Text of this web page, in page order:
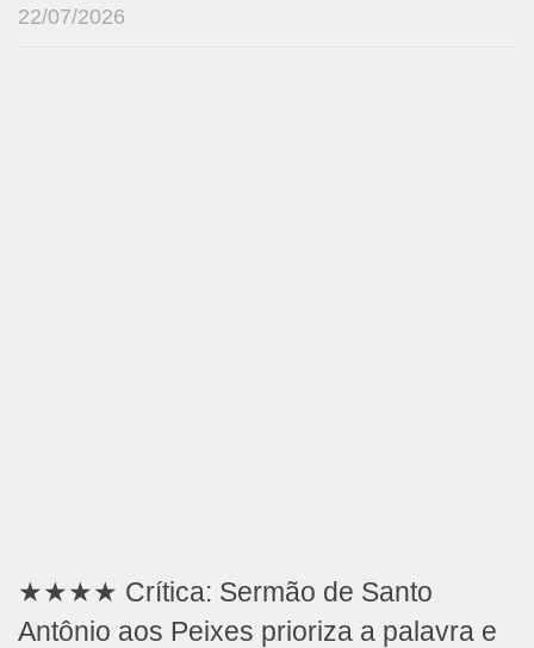
22/07/2026
★★★★ Crítica: Sermão de Santo
Antônio aos Peixes prioriza a palavra e